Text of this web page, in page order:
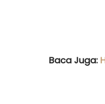
Baca Juga: